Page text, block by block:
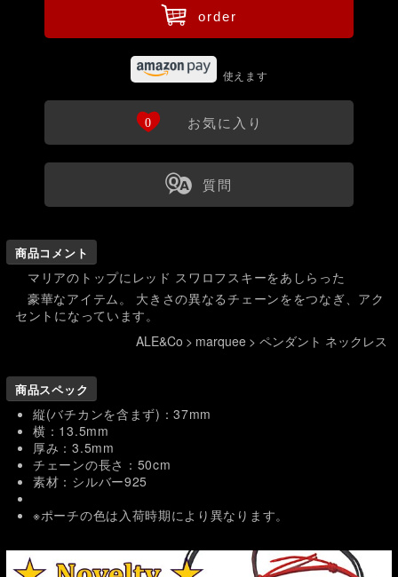
ü order
使えます
Ö
0 お気に入り
ß 質問
商品コメント
マリアのトップにレッド スワロフスキーをあしらった
豪華なアイテム。 大きさの異なるチェーンををつなぎ、アク
セントになっています。
ALE&Co > marquee > ペンダント ネックレス
商品スペック
縦(バチカンを含まず)：37mm
横：13.5mm
厚み：3.5mm
チェーンの長さ：50cm
素材：シルバー925
※ポーチの色は入荷時期により異なります。